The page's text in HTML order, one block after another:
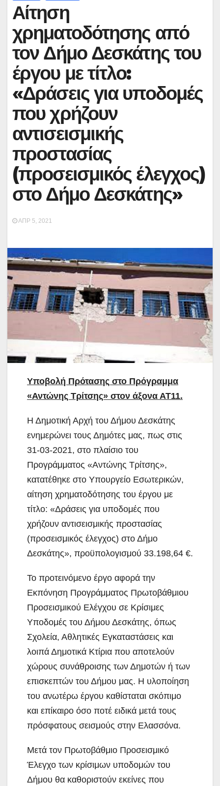
Αίτηση
χρηματοδότησης από
τον Δήμο Δεσκάτης του
έργου με τίτλο:
«Δράσεις για υποδομές
που χρήζουν
αντισεισμικής
προστασίας
(προσεισμικός έλεγχος)
στο Δήμο Δεσκάτης»
ΑΠΡ 5, 2021
Υποβολή Πρότασης στο Πρόγραμμα
«Αντώνης Τρίτσης» στον άξονα ΑΤ11.
Η Δημοτική Αρχή του Δήμου Δεσκάτης
ενημερώνει τους Δημότες μας, πως στις
31-03-2021, στο πλαίσιο του
Προγράμματος «Αντώνης Τρίτσης»,
κατατέθηκε στο Υπουργείο Εσωτερικών,
αίτηση χρηματοδότησης του έργου με
τίτλο: «Δράσεις για υποδομές που
χρήζουν αντισεισμικής προστασίας
(προσεισμικός έλεγχος) στο Δήμο
Δεσκάτης», προϋπολογισμού 33.198,64 €.
Το προτεινόμενο έργο αφορά την
Εκπόνηση Προγράμματος Πρωτοβάθμιου
Προσεισμικού Ελέγχου σε Κρίσιμες
Υποδομές του Δήμου Δεσκάτης, όπως
Σχολεία, Αθλητικές Εγκαταστάσεις και
λοιπά Δημοτικά Κτίρια που αποτελούν
χώρους συνάθροισης των Δημοτών ή των
επισκεπτών του Δήμου μας. Η υλοποίηση
του ανωτέρω έργου καθίσταται σκόπιμο
και επίκαιρο όσο ποτέ ειδικά μετά τους
πρόσφατους σεισμούς στην Ελασσόνα.
Μετά τον Πρωτοβάθμιο Προσεισμικό
Έλεγχο των κρίσιμων υποδομών του
Δήμου θα καθοριστούν εκείνες που